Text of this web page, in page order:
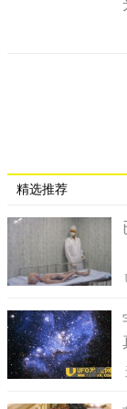
杜立巴石碟故事广
洞穴壁画是
外星人是否
我们将展示一些关
外星人在远古时代
据称，1938
有了惊人的发现。
神秘石碟，被称作
精选推荐